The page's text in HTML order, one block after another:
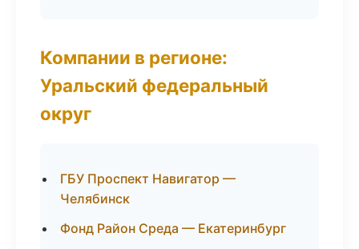
Компании в регионе:
Уральский федеральный
округ
ГБУ Проспект Навигатор —
Челябинск
Фонд Район Среда — Екатеринбург